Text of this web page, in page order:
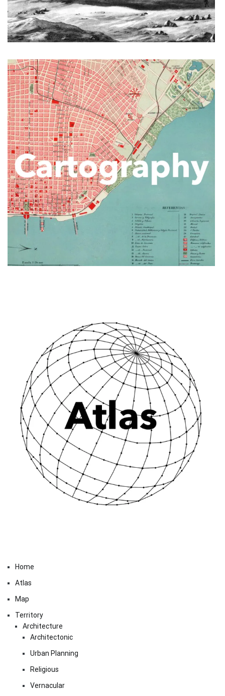
Home
Atlas
Map
Territory
Architecture
Architectonic
Urban Planning
Religious
Vernacular